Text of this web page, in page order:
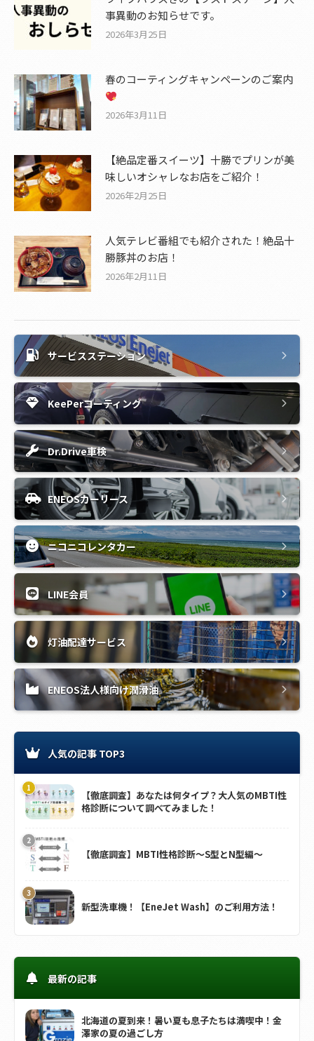
事異動のお知らせです。
2026年3月25日
春のコーティングキャンペーンのご案内
2026年3月11日
【絶品定番スイーツ】十勝でプリンが美
味しいオシャレなお店をご紹介！
2026年2月25日
人気テレビ番組でも紹介された！絶品十
勝豚丼のお店！
2026年2月11日
サービスステーション
KeePerコーティング
Dr.Drive車検
ENEOSカーリース
ニコニコレンタカー
LINE会員
灯油配達サービス
ENEOS法人様向け潤滑油
人気の記事 TOP3
【徹底調査】あなたは何タイプ？大人気のMBTI性
格診断について調べてみました！
【徹底調査】MBTI性格診断～S型とN型編～
新型洗車機！【EneJet Wash】のご利用方法！
最新の記事
北海道の夏到来！暑い夏も息子たちは満喫中！金
澤家の夏の過ごし方